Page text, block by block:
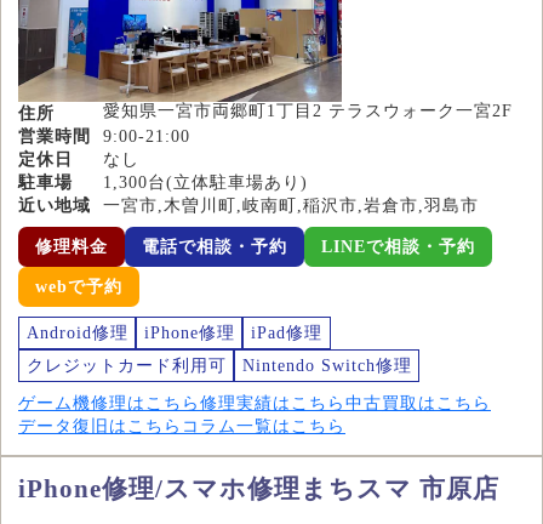
住所
愛知県一宮市両郷町1丁目2 テラスウォーク一宮2F
営業時間
9:00-21:00
定休日
なし
駐車場
1,300台(立体駐車場あり)
近い地域
一宮市,木曽川町,岐南町,稲沢市,岩倉市,羽島市
修理料金 電話で相談・予約 LINEで相談・予約
webで予約
Android修理 iPhone修理
iPad修理
クレジットカード利用可
Nintendo Switch修理
ゲーム機修理はこちら 修理実績はこちら 中古買取はこちら
データ復旧はこちら コラム一覧はこちら
iPhone修理/スマホ修理まちスマ 市原店